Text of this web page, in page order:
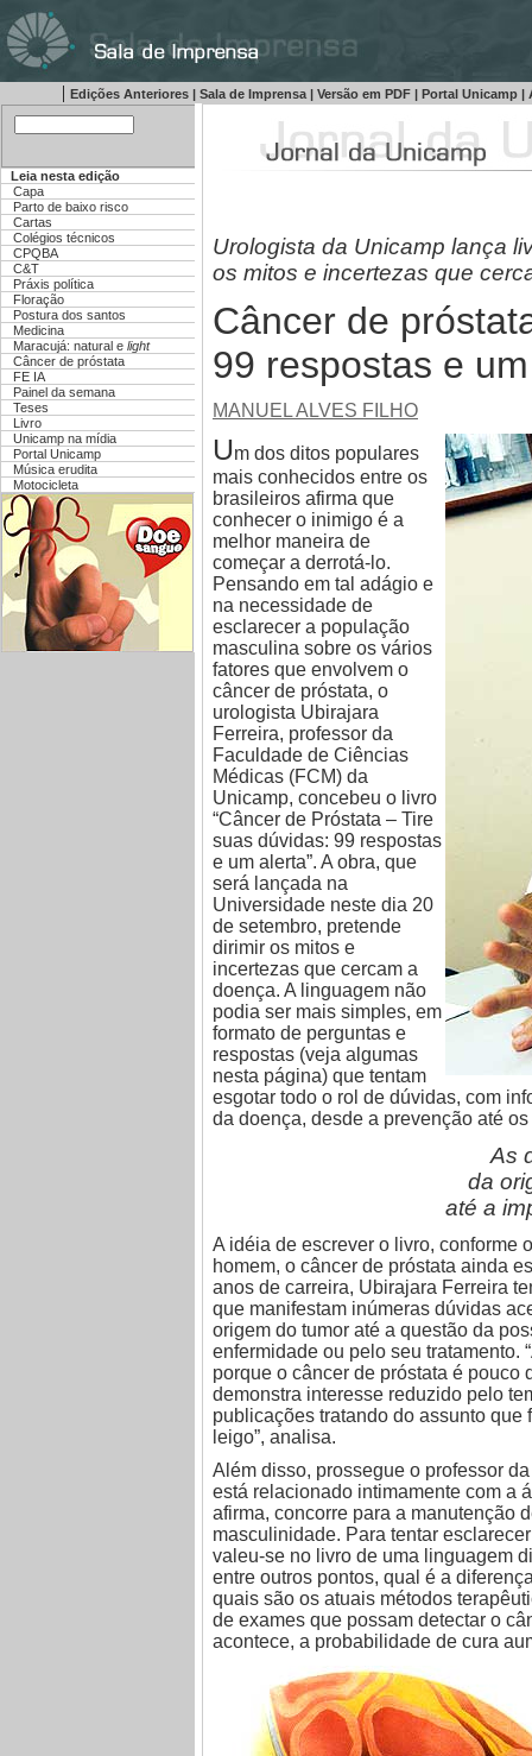
| Edições Anteriores | Sala de Imprensa | Versão em PDF | Portal Unicamp |
Leia nesta edição
Capa
Parto de baixo risco
Cartas
Colégios técnicos
CPQBA
C&T
Práxis política
Floração
Postura dos santos
Medicina
Maracujá: natural e light
Câncer de próstata
FE IA
Painel da semana
Teses
Livro
Unicamp na mídia
Portal Unicamp
Música erudita
Motocicleta
Urologista da Unicamp lança
os mitos e incertezas que
Câncer de
99 respostas e
MANUEL ALVES FILHO
Um dos ditos populares
mais conhecidos entre os
brasileiros afirma que
conhecer o inimigo é a
melhor maneira de
começar a derrotá-lo.
Pensando em tal adágio e
na necessidade de
esclarecer a população
masculina sobre os vários
fatores que envolvem o
câncer de próstata, o
urologista Ubirajara
Ferreira, professor da
Faculdade de Ciências
Médicas (FCM) da
Unicamp, concebeu o livro
“Câncer de Próstata – Tire
suas dúvidas: 99 respostas
e um alerta”. A obra, que
será lançada na
Universidade neste dia 20
de setembro, pretende
dirimir os mitos e
incertezas que cercam a
doença. A linguagem não
podia ser mais simples, em
formato de perguntas e
respostas (veja algumas
nesta página) que tentam
esgotar todo o rol de dúvidas, com
da doença, desde a prevenção até
As
da
até a
A idéia de escrever o livro, conforme
homem, o câncer de próstata ainda
anos de carreira, Ubirajara Ferreira
que manifestam inúmeras dúvidas
origem do tumor até a questão da
enfermidade ou pelo seu tratamento.
porque o câncer de próstata é pouco
demonstra interesse reduzido pelo
publicações tratando do assunto
leigo”, analisa.
Além disso, prossegue o professor
está relacionado intimamente com a
afirma, concorre para a manutenção
masculinidade. Para tentar
valeu-se no livro de uma linguagem
entre outros pontos, qual é a
quais são os atuais métodos
de exames que possam detectar o
acontece, a probabilidade de cura